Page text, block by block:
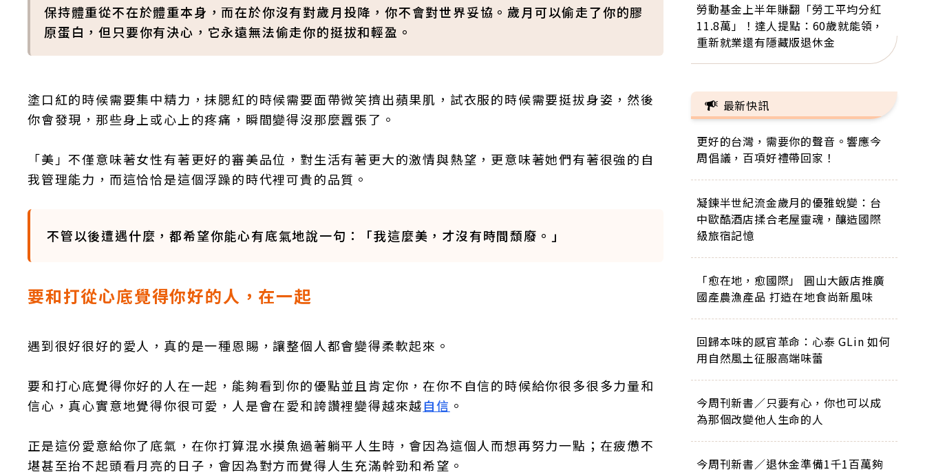
保持體重從不在於體重本身，而在於你沒有對歲月投降，你不會對世界妥協。歲月可以偷走了你的膠
原蛋白，但只要你有決心，它永遠無法偷走你的挺拔和輕盈。
塗口紅的時候需要集中精力，抹腮紅的時候需要面帶微笑擠出蘋果肌，試衣服的時候需要挺拔身姿，然後
你會發現，那些身上或心上的疼痛，瞬間變得沒那麼囂張了。
「美」不僅意味著女性有著更好的審美品位，對生活有著更大的激情與熱望，更意味著她們有著很強的自
我管理能力，而這恰恰是這個浮躁的時代裡可貴的品質。
不管以後遭遇什麼，都希望你能心有底氣地說一句：「我這麼美，才沒有時間頹廢。」
要和打從心底覺得你好的人，在一起
遇到很好很好的愛人，真的是一種恩賜，讓整個人都會變得柔軟起來。
要和打心底覺得你好的人在一起，能夠看到你的優點並且肯定你，在你不自信的時候給你很多很多力量和
信心，真心實意地覺得你很可愛，人是會在愛和誇讚裡變得越來越自信 。
正是這份愛意給你了底氣，在你打算混水摸魚過著躺平人生時，會因為這個人而想再努力一點；在疲憊不
堪甚至抬不起頭看月亮的日子，會因為對方而覺得人生充滿幹勁和希望。
勞動基金上半年賺翻「勞工平均分紅
11.8萬」！達人提點：60歲就能領，
重新就業還有隱藏版退休金
最新快訊
更好的台灣，需要你的聲音。響應今
周倡議，百項好禮帶回家！
凝鍊半世紀流金歲月的優雅蛻變：台
中歐酷酒店揉合老屋靈魂，釀造國際
級旅宿記憶
「愈在地，愈國際」 圓山大飯店推廣
國產農漁產品 打造在地食尚新風味
回歸本味的感官革命：心泰 GLin 如何
用自然風土征服高端味蕾
今周刊新書／只要有心，你也可以成
為那個改變他人生命的人
今周刊新書／退休金準備1千1百萬夠